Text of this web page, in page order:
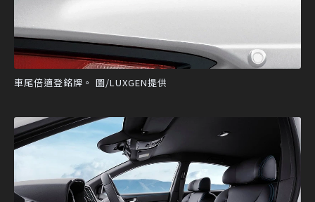
車尾倍適登銘牌。 圖/LUXGEN提供